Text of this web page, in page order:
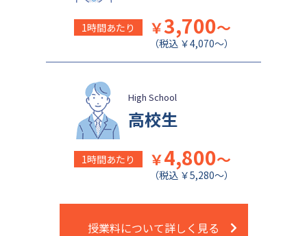
1時間あたり ￥3,700～
（税込 ￥4,070～）
High School
高校生
1時間あたり ￥4,800～
（税込 ￥5,280～）
授業料について詳しく見る